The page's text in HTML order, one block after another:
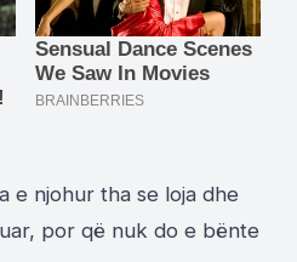
e njohur tha se loja dhe
por që nuk do e bënte